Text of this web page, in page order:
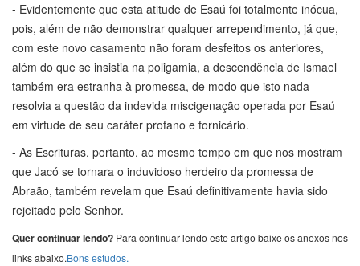
- Evidentemente que esta atitude de Esaú foi totalmente inócua,
pois, além de não demonstrar qualquer arrependimento, já que,
com este novo casamento não foram desfeitos os anteriores,
além do que se insistia na poligamia, a descendência de Ismael
também era estranha à promessa, de modo que isto nada
resolvia a questão da indevida miscigenação operada por Esaú
em virtude de seu caráter profano e fornicário.
- As Escrituras, portanto, ao mesmo tempo em que nos mostram
que Jacó se tornara o induvidoso herdeiro da promessa de
Abraão, também revelam que Esaú definitivamente havia sido
rejeitado pelo Senhor.
Quer continuar lendo? Para continuar lendo este artigo baixe os anexos nos
links abaixo.Bons estudos.